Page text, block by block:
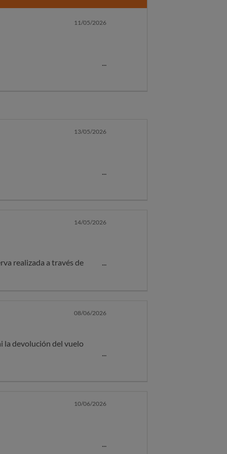
11/05/2026
por lo que solicito el
reclamar el reembolso
13/05/2026
por lo que solicito el
14/05/2026
realizada a través de
al cliente, donde se le
08/06/2026
la devolución del vuelo
10/06/2026